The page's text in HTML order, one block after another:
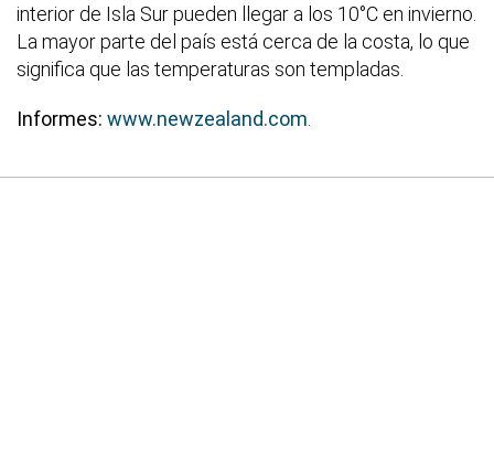
interior de Isla Sur pueden llegar a los 10°C en invierno.
La mayor parte del país está cerca de la costa, lo que
significa que las temperaturas son templadas.
Informes: www.newzealand.com